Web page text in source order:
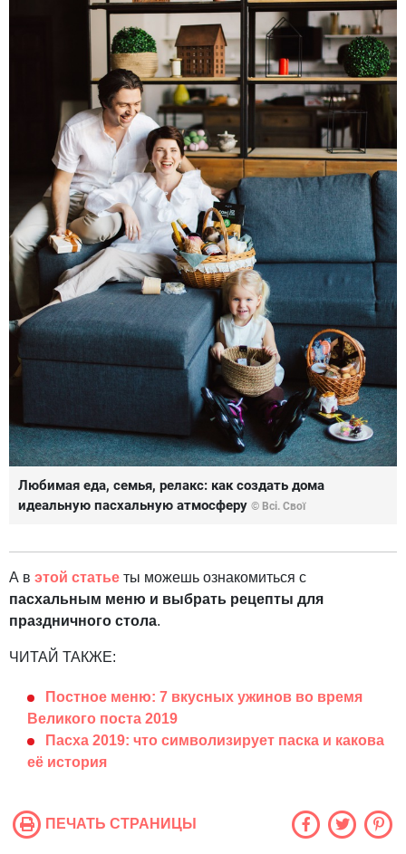
Любимая еда, семья, релакс: как создать дома
идеальную пасхальную атмосферу © Всі. Свої
А в этой статье ты можешь ознакомиться с
пасхальным меню и выбрать рецепты для
праздничного стола.
ЧИТАЙ ТАКЖЕ:
Постное меню: 7 вкусных ужинов во время
Великого поста 2019
Пасха 2019: что символизирует паска и какова
её история
ПЕЧАТЬ СТРАНИЦЫ